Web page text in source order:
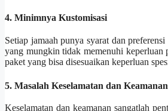
4. Minimnya Kustomisasi
Setiap jamaah punya syarat dan
yang mungkin tidak memenuhi keperluan
paket yang bisa disesuaikan keperluan
5. Masalah Keselamatan dan Keamanan
Keselamatan dan keamanan sangatlah